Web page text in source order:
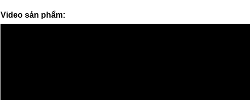
Video sản phẩm: